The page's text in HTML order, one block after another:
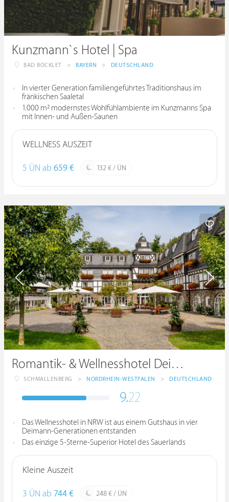
Kunzmann`s Hotel | Spa
BAD BOCKLET > BAYERN > DEUTSCHLAND
In vierter Generation familiengeführtes Traditionshaus im
fränkischen Saaletal
1.000 m² modernstes Wohlfühlambiente im Kunzmanns Spa
mit Innen- und Außen-Saunen
WELLNESS AUSZEIT
5 ÜN ab 659 € 132 € / ÜN
Romantik- & Wellnesshotel Deimann
SCHMALLENBERG > NORDRHEIN-WESTFALEN > DEUTSCHLAND
9.22
Das Wellnesshotel in NRW ist aus einem Gutshaus in vier
Deimann-Generationen entstanden
Das einzige 5-Sterne-Superior Hotel des Sauerlands
Kleine Auszeit
3 ÜN ab 744 € 248 € / ÜN